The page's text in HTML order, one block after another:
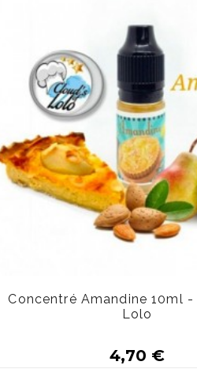
Concentré Amandine 10ml
Lolo
4,70 €